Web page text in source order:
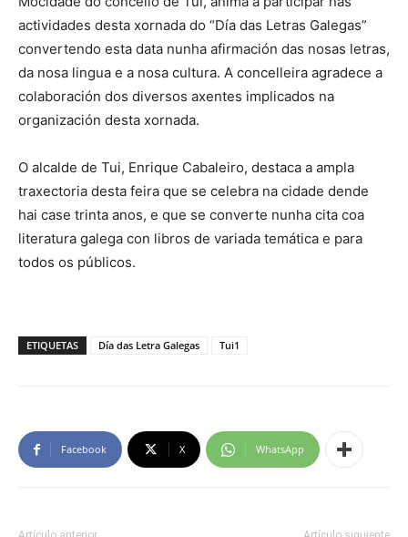
actividades desta xornada do “Día das Letras Galegas”
convertendo esta data nunha afirmación das nosas letras,
da nosa lingua e a nosa cultura. A concelleira agradece a
colaboración dos diversos axentes implicados na
organización desta xornada.
O alcalde de Tui, Enrique Cabaleiro, destaca a ampla
traxectoria desta feira que se celebra na cidade dende
hai case trinta anos, e que se converte nunha cita coa
literatura galega con libros de variada temática e para
todos os públicos.
ETIQUETAS Día das Letra Galegas Tui1
Facebook X WhatsApp